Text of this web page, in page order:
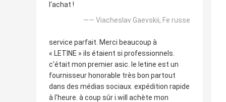
l'achat !
—— Viacheslav Gaevskii, Fe russe
service parfait. Merci beaucoup à
« LETINE » ils étaient si professionnels.
c'était mon premier asic. le letine est un
fournisseur honorable très bon partout
dans des médias sociaux. expédition rapide
à l'heure. à coup sûr i.will achète mon